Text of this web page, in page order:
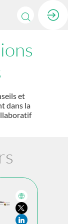
et
dans la